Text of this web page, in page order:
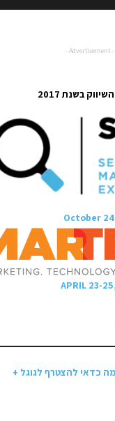
- Advertisement -
בשנת 2017
October
APRIL 23-
כדאי להצטרף לגוגל +